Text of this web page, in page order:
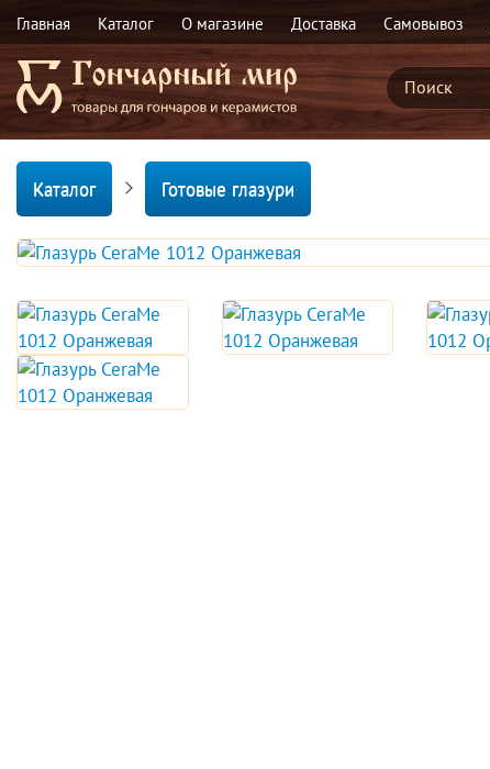
Главная Каталог О магазине Доставка Самовывоз
Каталог Готовые глазури